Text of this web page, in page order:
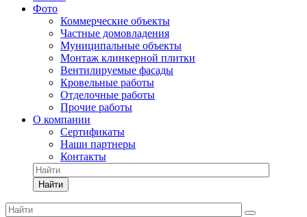
Фото
Коммерческие объекты
Частные домовладения
Муниципальные объекты
Монтаж клинкерной плитки
Вентилируемые фасады
Кровельные работы
Отделочные работы
Прочие работы
О компании
Сертификаты
Наши партнеры
Контакты
Найти